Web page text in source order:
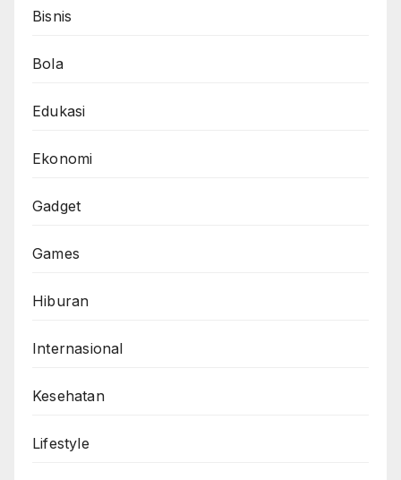
Bisnis
Bola
Edukasi
Ekonomi
Gadget
Games
Hiburan
Internasional
Kesehatan
Lifestyle